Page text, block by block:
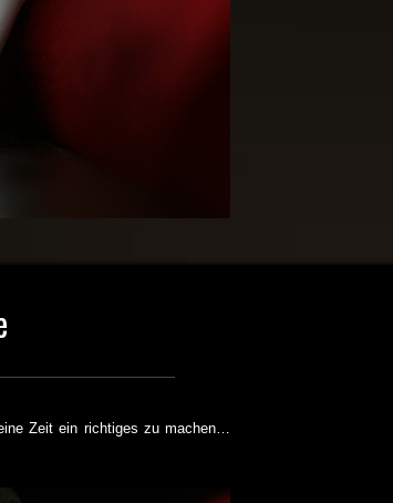
Zeit ein richtiges zu machen…